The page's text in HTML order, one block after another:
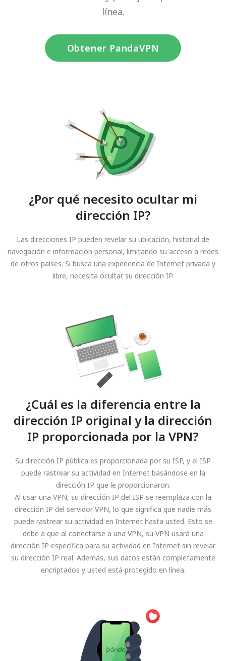
línea.
Obtener PandaVPN
¿Por qué necesito ocultar mi
dirección IP?
Las direcciones IP pueden revelar su ubicación, historial de
navegación e información personal, limitando su acceso a redes
de otros países. Si busca una experiencia de Internet privada y
libre, necesita ocultar su dirección IP.
¿Cuál es la diferencia entre la
dirección IP original y la dirección
IP proporcionada por la VPN?
Su dirección IP pública es proporcionada por su ISP, y el ISP
puede rastrear su actividad en Internet basándose en la
dirección IP que le proporcionaron.
Al usar una VPN, su dirección IP del ISP se reemplaza con la
dirección IP del servidor VPN, lo que significa que nadie más
puede rastrear su actividad en Internet hasta usted. Esto se
debe a que al conectarse a una VPN, su VPN usará una
dirección IP específica para su actividad en Internet sin revelar
su dirección IP real. Además, sus datos están completamente
encriptados y usted está protegido en línea.